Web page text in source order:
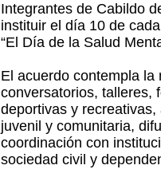
Integrantes de Cabildo
instituir el día 10 de
“El Día de la Salud
El acuerdo contempla
conversatorios, talleres,
deportivas y
juvenil y comunitaria,
coordinación con
sociedad civil y